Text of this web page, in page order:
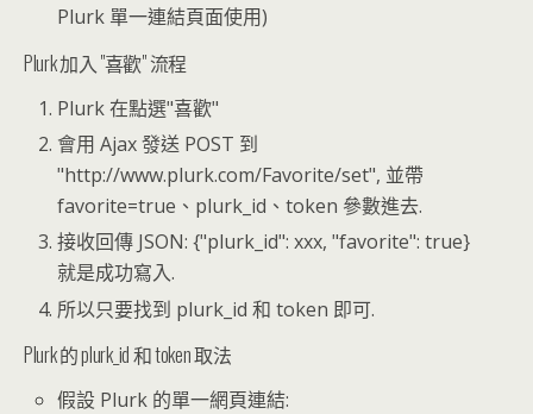
Plurk 單一連結頁面使用)
Plurk 加入 "喜歡" 流程
Plurk 在點選"喜歡"
會用 Ajax 發送 POST 到
"http://www.plurk.com/Favorite/set", 並帶
favorite=true、plurk_id、token 參數進去.
接收回傳 JSON: {"plurk_id": xxx, "favorite": true}
就是成功寫入.
所以只要找到 plurk_id 和 token 即可.
Plurk 的 plurk_id 和 token 取法
假設 Plurk 的單一網頁連結: